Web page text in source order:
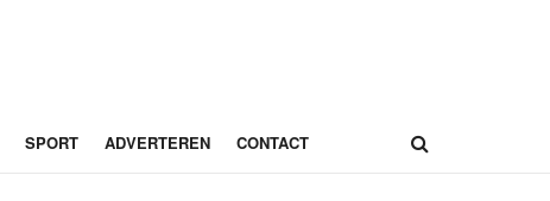
SPORT ADVERTEREN CONTACT